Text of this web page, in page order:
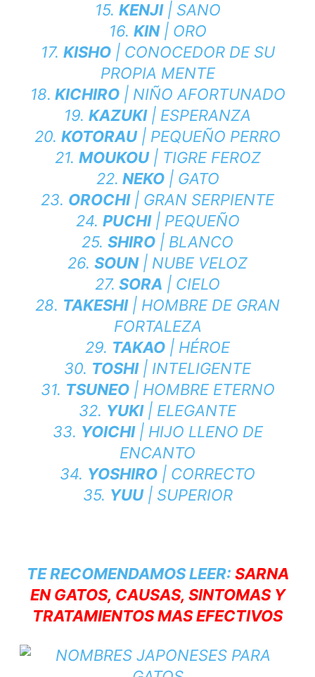
15. KENJI| SANO
16. KIN| ORO
17. KISHO| CONOCEDOR DE SU
PROPIA MENTE
18. KICHIRO| NIÑO AFORTUNADO
19. KAZUKI| ESPERANZA
20. KOTORAU| PEQUEÑO PERRO
21. MOUKOU| TIGRE FEROZ
22. NEKO| GATO
23. OROCHI| GRAN SERPIENTE
24. PUCHI| PEQUEÑO
25. SHIRO | BLANCO
26. SOUN| NUBE VELOZ
27. SORA | CIELO
28. TAKESHI| HOMBRE DE GRAN
FORTALEZA
29. TAKAO | HÉROE
30. TOSHI| INTELIGENTE
31. TSUNEO| HOMBRE ETERNO
32. YUKI| ELEGANTE
33. YOICHI| HIJO LLENO DE
ENCANTO
34. YOSHIRO | CORRECTO
35. YUU| SUPERIOR
TE RECOMENDAMOS LEER: SARNA
EN GATOS, CAUSAS, SINTOMAS Y
TRATAMIENTOS MAS EFECTIVOS